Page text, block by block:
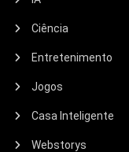
Echo Dot:
Escolher O
Nova
Ciência
Entretenimento
Jogos
Casa Inteligente
Webstorys